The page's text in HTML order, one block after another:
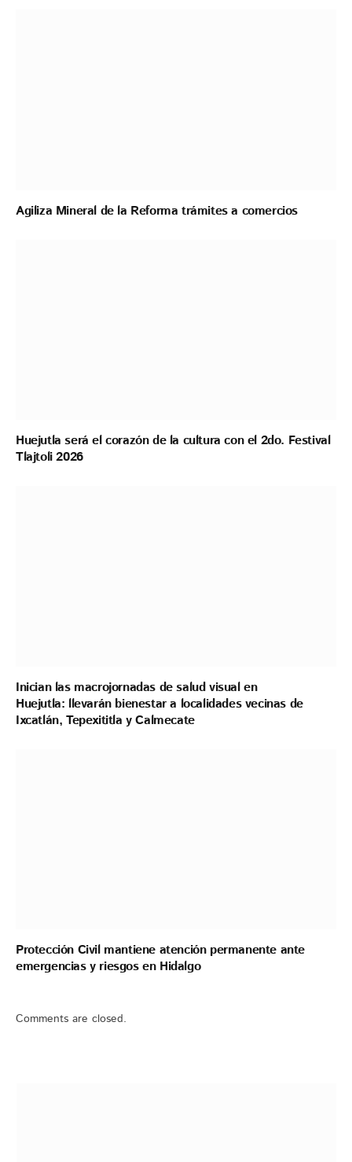
Agiliza Mineral de la Reforma trámites a comercios
Huejutla será el corazón de la cultura con el 2do. Festival
Tlajtoli 2026
Inician las macrojornadas de salud visual en
Huejutla: llevarán bienestar a localidades vecinas de
Ixcatlán, Tepexititla y Calmecate
Protección Civil mantiene atención permanente ante
emergencias y riesgos en Hidalgo
Comments are closed.